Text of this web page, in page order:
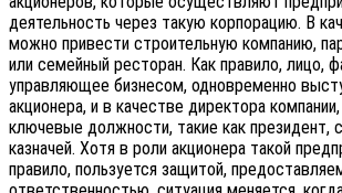
деятельность через такую корпорацию. В
можно привести строительную компанию,
или семейный ресторан. Как правило, лицо,
управляющее бизнесом, одновременно
акционера, и в качестве директора
ключевые должности, такие как президент,
казначей. Хотя в роли акционера такой
правило, пользуется защитой,